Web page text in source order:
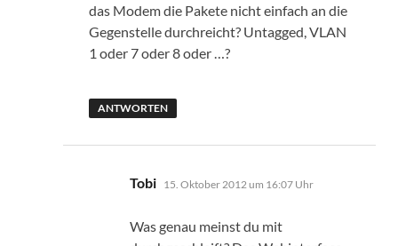
das Modem die Pakete nicht einfach an die
Gegenstelle durchreicht? Untagged, VLAN
1 oder 7 oder 8 oder …?
ANTWORTEN
Tobi sagt:
15. Oktober 2012 um 16:07 Uhr
Was genau meinst du mit